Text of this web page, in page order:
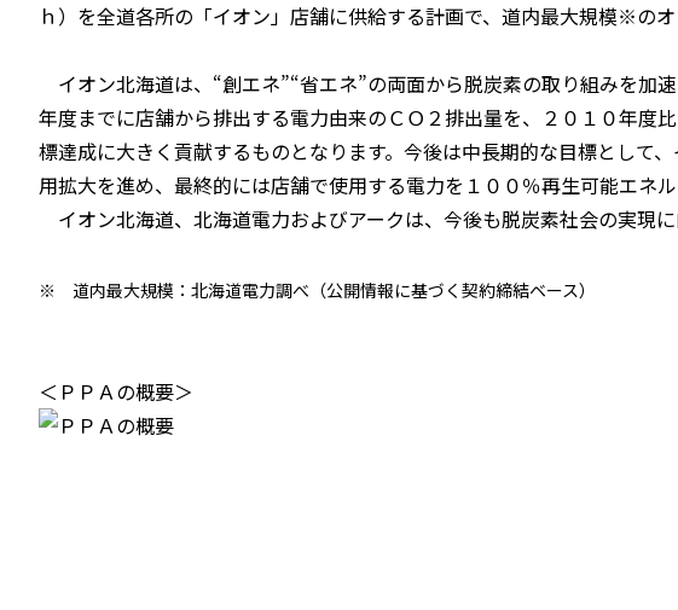
ｈ）を全道各所の「イオン」店舗に供給する計画で、道内最大規模※のオ
イオン北海道は、“創エネ”“省エネ”の両面から脱炭素の取り組みを加
年度までに店舗から排出する電力由来のＣＯ２排出量を、２０１０年度
標達成に大きく貢献するものとなります。今後は中長期的な目標として
用拡大を進め、最終的には店舗で使用する電力を１００％再生可能エネル
イオン北海道、北海道電力およびアークは、今後も脱炭素社会の実現
※ 道内最大規模：北海道電力調べ（公開情報に基づく契約締結ベース）
＜ＰＰＡの概要＞